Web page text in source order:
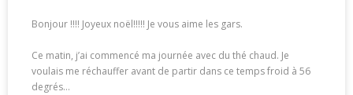
Bonjour !!!! Joyeux noël!!!!! Je vous aime les gars.
Ce matin, j’ai commencé ma journée avec du thé chaud. Je
voulais me réchauffer avant de partir dans ce temps froid à 56
degrés…